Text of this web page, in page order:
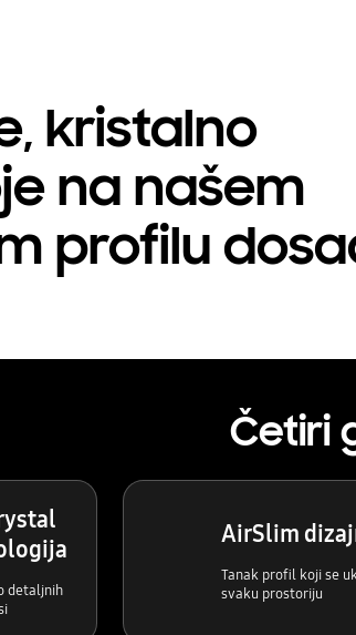
kristalno
na našem
profilu
Četiri
detaljnih
AirSlim
Tanak profil koji se
svaku prostoriju